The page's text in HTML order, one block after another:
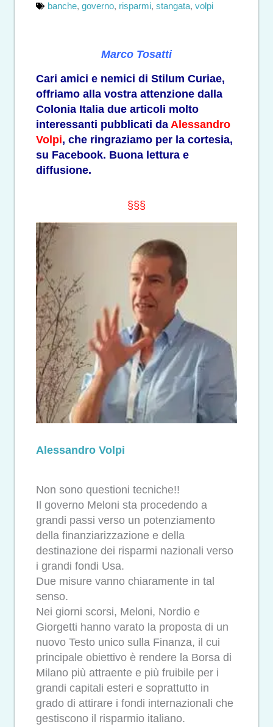
banche, governo, risparmi, stangata, volpi
Marco Tosatti
Cari amici e nemici di Stilum Curiae,
offriamo alla vostra attenzione dalla
Colonia Italia due articoli molto
interessanti pubblicati da Alessandro
Volpi, che ringraziamo per la cortesia,
su Facebook. Buona lettura e
diffusione.
§§§
Alessandro Volpi
Non sono questioni tecniche!!
Il governo Meloni sta procedendo a
grandi passi verso un potenziamento
della finanziarizzazione e della
destinazione dei risparmi nazionali verso
i grandi fondi Usa.
Due misure vanno chiaramente in tal
senso.
Nei giorni scorsi, Meloni, Nordio e
Giorgetti hanno varato la proposta di un
nuovo Testo unico sulla Finanza, il cui
principale obiettivo è rendere la Borsa di
Milano più attraente e più fruibile per i
grandi capitali esteri e soprattutto in
grado di attirare i fondi internazionali che
gestiscono il risparmio italiano.